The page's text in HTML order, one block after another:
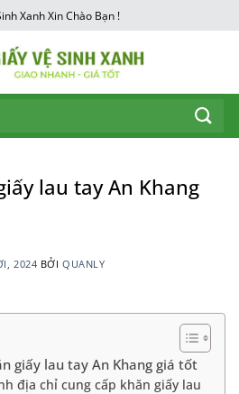
Xanh Xin Chào Bạn !
lau tay An Khang
2024 BỞIQUANLY
giấy lau tay An Khang giá tốt
địa chỉ cung cấp khăn giấy lau